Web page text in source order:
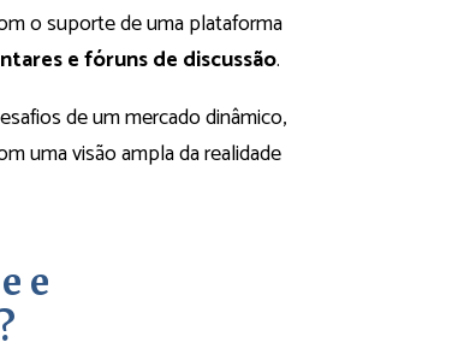
o suporte de uma plataforma
e fóruns de discussão.
de um mercado dinâmico,
uma visão ampla da realidade
e